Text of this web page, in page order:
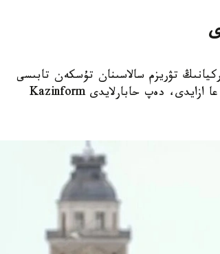
تۇركيانىڭ تۋريزم سالاسىنان تۇسكەن تابىسى
وتكەن جىلدىڭ سايكەس كەزەڭىمەن سالىستىرعاندا %2,6- عا ازايدى، دەپ حابارلايدى Kazinform